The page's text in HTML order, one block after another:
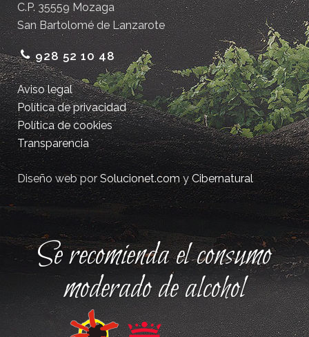
C.P. 35559 Mozaga
San Bartolomé de Lanzarote
928 52 10 48
Aviso legal
Política de privacidad
Política de cookies
Transparencia
Diseño web porSolucionet.comyCibernatural
Se recomienda el consumo
moderado de alcohol